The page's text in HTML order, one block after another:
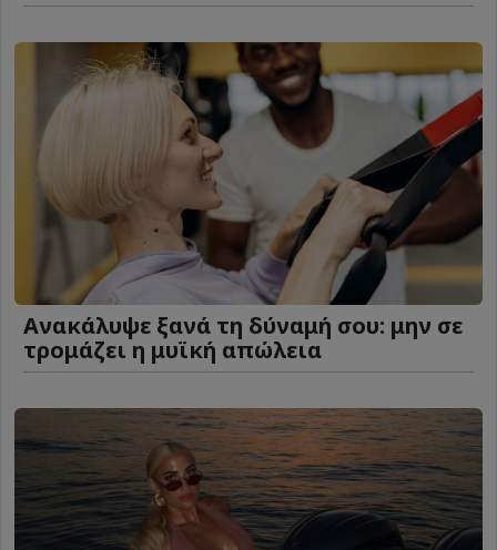
Ανακάλυψε ξανά τη δύναμή σου: μην σε
τρομάζει η μυϊκή απώλεια